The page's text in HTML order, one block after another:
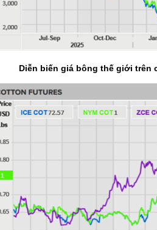
Diễn biến giá bông thế giới trên